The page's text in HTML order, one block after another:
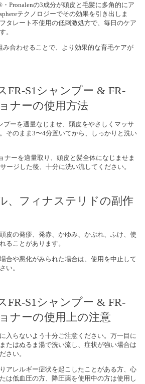
Pronalenの3成分が頭皮と毛髪に多角的にア
テクノロジーでその効果を引き出しま
タレート不使用の低刺激処方で、毎日のケア
。
み合わせることで、より効果的な育毛ケアが
S1シャンプー & FR-
ナーの使用方法
プーを適量なじませ、頭皮をやさしくマッサ
そのまま3〜4分置いてから、しっかりと洗い
ナーを適量取り、頭皮と髪全体になじませま
ージした後、十分に洗い流してください。
、フィナステリドの副作
皮の発疹、発赤、かゆみ、かぶれ、ふけ、使
ることがあります。
合や悪化がみられた場合は、使用を中止して
い。
S1シャンプー & FR-
ナーの使用上の注意
入らないよう十分ご注意ください。万一目に
たはぬるま湯で洗い流し、症状が強い場合は
さい。
アレルギー症状を起こしたことがある方、心
は低血圧の方、降圧薬を使用中の方は使用し